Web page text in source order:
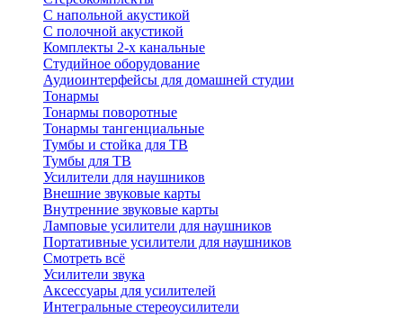
C напольной акустикой
C полочной акустикой
Комплекты 2-х канальные
Студийное оборудование
Аудиоинтерфейсы для домашней студии
Тонармы
Тонармы поворотные
Тонармы тангенциальные
Тумбы и стойка для ТВ
Тумбы для ТВ
Усилители для наушников
Внешние звуковые карты
Внутренние звуковые карты
Ламповые усилители для наушников
Портативные усилители для наушников
Смотреть всё
Усилители звука
Аксессуары для усилителей
Интегральные стереоусилители